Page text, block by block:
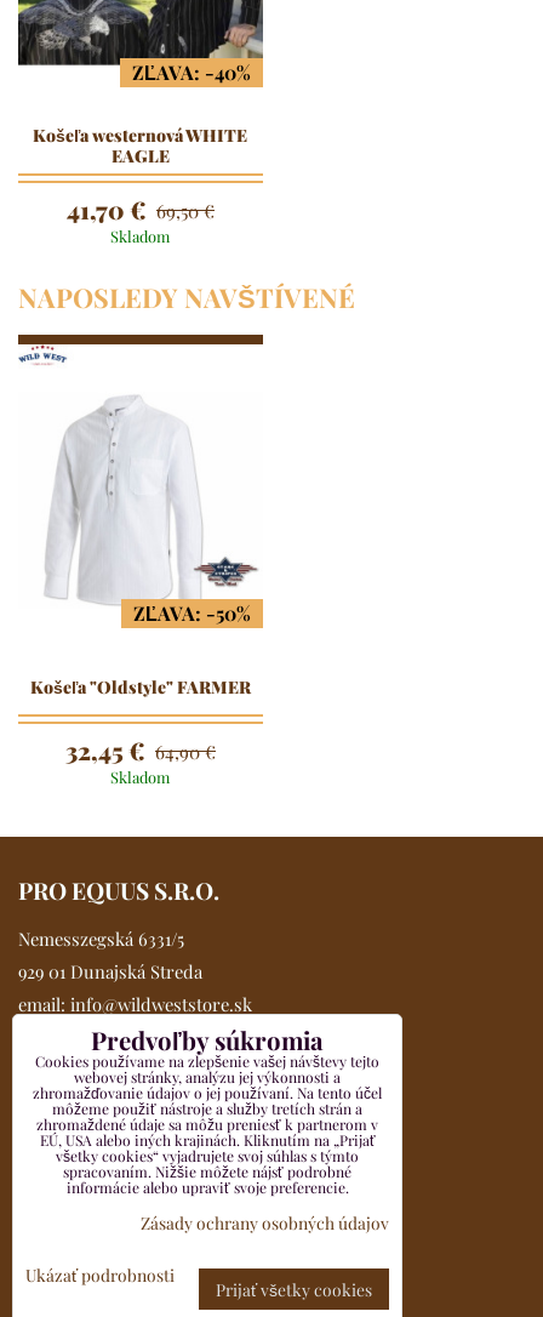
ZĽAVA: -40%
Košeľa westernová WHITE
EAGLE
41,70 € 69,50 €
Skladom
NAPOSLEDY NAVŠTÍVENÉ
ZĽAVA: -50%
Košeľa "Oldstyle" FARMER
32,45 € 64,90 €
Skladom
PRO EQUUS S.R.O.
Nemesszegská 6331/5
929 01 Dunajská Streda
email: info@wildweststore.sk
0902 705 517
Kompletné údaje >>
VŠETKO O NÁKUPE
Obchodné podmienky
Reklamačný formulár
Odstúpenie od zmluvy pre spotrebiteľov
Predvoľby súkromia
Cookies používame na zlepšenie vašej návštevy tejto
webovej stránky, analýzu jej výkonnosti a
zhromažďovanie údajov o jej používaní. Na tento účel
môžeme použiť nástroje a služby tretích strán a
zhromaždené údaje sa môžu preniesť k partnerom v
EÚ, USA alebo iných krajinách. Kliknutím na „Prijať
všetky cookies“ vyjadrujete svoj súhlas s týmto
spracovaním. Nižšie môžete nájsť podrobné
informácie alebo upraviť svoje preferencie.
Zásady ochrany osobných údajov
Ukázať podrobnosti
Prijať všetky cookies